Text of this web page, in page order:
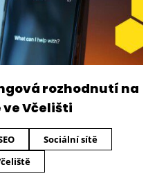
rozhodnutí na
ve Včelišti
Sociální sítě